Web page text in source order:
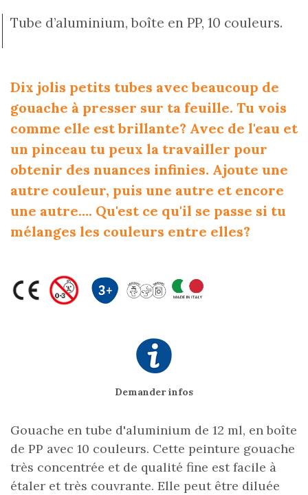
Tube d’aluminium, boîte en PP, 10 couleurs.
Dix jolis petits tubes avec beaucoup de
gouache à presser sur ta feuille. Tu vois
comme elle est brillante? Avec de l'eau et
un pinceau tu peux la travailler pour
obtenir des nuances infinies. Ajoute une
autre couleur, puis une autre et encore
une autre…. Qu'est ce qu'il se passe si tu
mélanges les couleurs entre elles?
Demander infos
Gouache en tube d'aluminium de 12 ml, en boîte
de PP avec 10 couleurs. Cette peinture gouache
très concentrée et de qualité fine est facile à
étaler et très couvrante. Elle peut être diluée